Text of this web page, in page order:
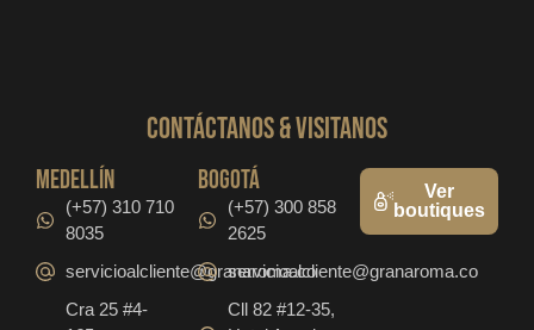
CONTáCTanos & VISITANOS
medellín
(+57) 310 710
8035
servicioalcliente@granaroma.co
Cra 25 #4-
bogotá
(+57) 300 858
2625
servicioalcliente@granaroma.co
Cll 82 #12-35,
Ver
boutiques